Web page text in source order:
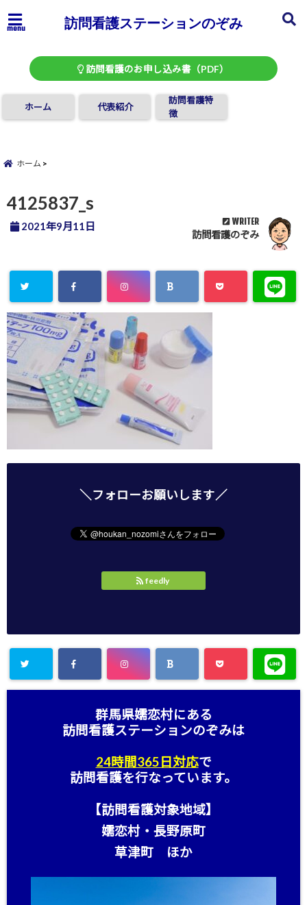
menu 訪問看護ステーションのぞみ
訪問看護のお申し込み書（PDF）
ホーム 代表紹介
訪問看護特
徴
ホーム
4125837_s
2021年9月11日 WRITER
訪問看護のぞみ
＼フォローお願いします／
feedly
群馬県嬬恋村にある
訪問看護ステーションのぞみは
24時間365日対応で
訪問看護を行なっています。
【訪問看護対象地域】
嬬恋村・長野原町
草津町 ほか